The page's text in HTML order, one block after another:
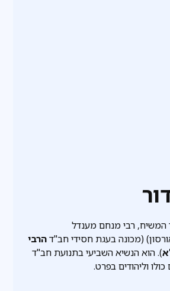
המשיח, רבי מנחם מענדל
(מכונה בעגת חסידי חב"דהרבי
). הוא הנשיא השביעי בתנועת חב"ד
כולו וליהודים בפרט.